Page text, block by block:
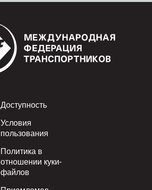
Footer
Доступность
Условия
пользования
Политика в
отношении куки-
файлов